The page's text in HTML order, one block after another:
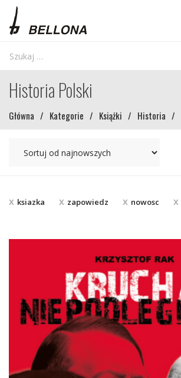
Historia Polski
Główna / Kategorie / Książki / Historia /
ksiazka zapowiedz nowosc